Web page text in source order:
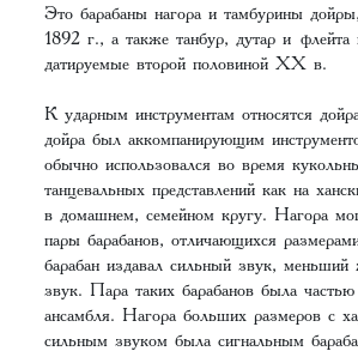
Это барабаны нагора и тамбурины
1892 г., а также танбур, дутар и флейта
датируемые второй половиной ХХ в.
К ударным инструментам относятся
дойра был аккомпанирующим
обычно использовался во время
танцевальных представлений как на
в домашнем, семейном кругу. Нагора
пары барабанов, отличающихся
барабан издавал сильный звук,
звук. Пара таких барабанов была
ансамбля. Нагора больших размеров с
сильным звуком была сигнальным